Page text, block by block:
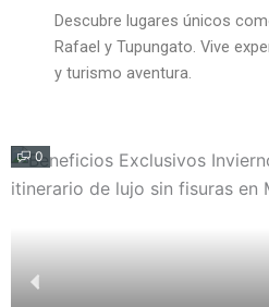
Descubre lugares únicos
Rafael y Tupungato. Vive
y turismo aventura.
0
Previous